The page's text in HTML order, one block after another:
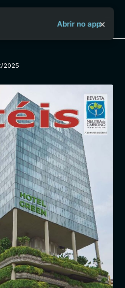
Sobre o Aya Bancah
Revistas
Jornais
Notícias
Entrar
Abrir no app×
2025